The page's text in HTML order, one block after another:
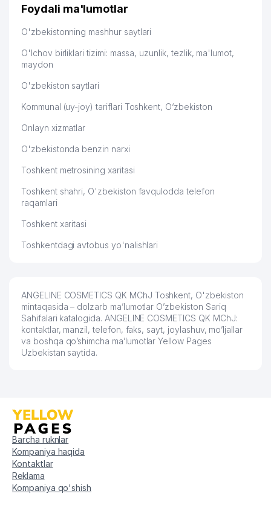
дальше развиваюсь потихоньку😊
Hamida 03.08.2026 12:45:39
Foydali ma'lumotlar
O'zbekistonning mashhur saytlari
O'lchov birliklari tizimi: massa, uzunlik, tezlik, ma'lumot,
maydon
O'zbekiston saytlari
Kommunal (uy-joy) tariflari Toshkent, O‘zbekiston
Onlayn xizmatlar
O'zbekistonda benzin narxi
Toshkent metrosining xaritasi
Toshkent shahri, O'zbekiston favqulodda telefon
raqamlari
Toshkent xaritasi
Toshkentdagi avtobus yo'nalishlari
ANGELINE COSMETICS QK MChJ Toshkent, O'zbekiston
mintaqasida – dolzarb ma’lumotlar O’zbekiston Sariq
Sahifalari katalogida. ANGELINE COSMETICS QK MChJ:
kontaktlar, manzil, telefon, faks, sayt, joylashuv, mo’ljallar
va boshqa qo’shimcha ma’lumotlar Yellow Pages
Uzbekistan saytida.
Barcha ruknlar
Kompaniya haqida
Kontaktlar
Reklama
Kompaniya qo'shish